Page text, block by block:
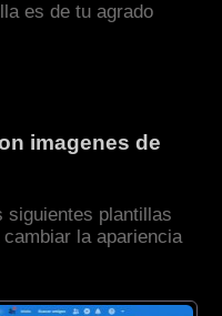
es de tu agrado
imagenes de
siguientes plantillas
la apariencia